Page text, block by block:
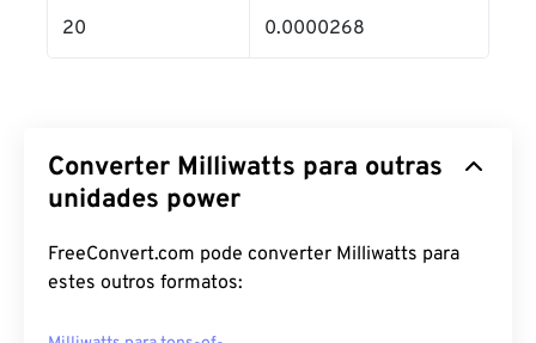
20 0.0000268
Converter Milliwatts para outras
unidades power
FreeConvert.com pode converter Milliwatts para
estes outros formatos: